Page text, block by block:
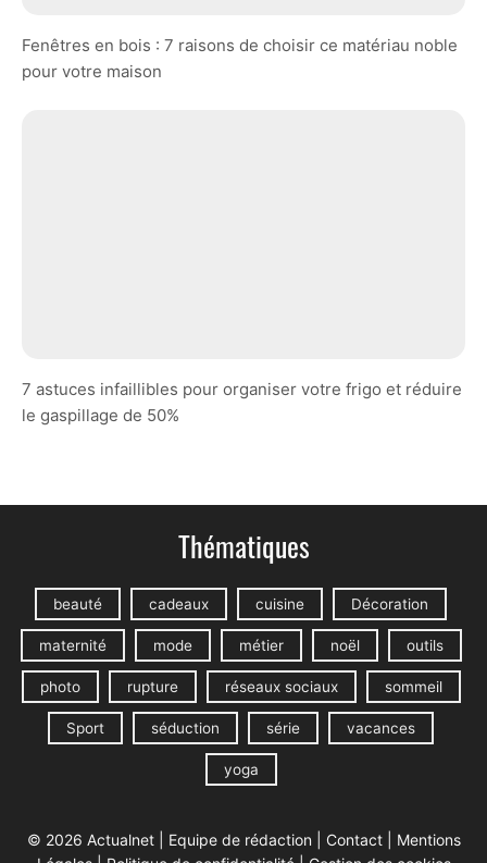
Fenêtres en bois : 7 raisons de choisir ce matériau noble
pour votre maison
7 astuces infaillibles pour organiser votre frigo et réduire
le gaspillage de 50%
Thématiques
beauté cadeaux cuisine Décoration
maternité mode métier noël outils
photo rupture réseaux sociaux sommeil
Sport séduction série vacances
yoga
© 2026 Actualnet | Equipe de rédaction Contact| Mentions